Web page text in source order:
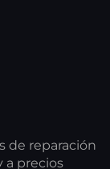
de reparación
a precios